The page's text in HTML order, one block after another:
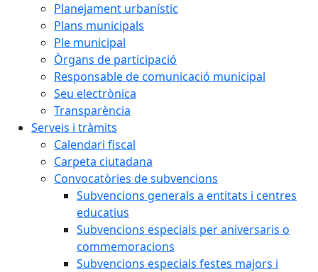
Planejament urbanístic
Plans municipals
Ple municipal
Òrgans de participació
Responsable de comunicació municipal
Seu electrònica
Transparència
Serveis i tràmits
Calendari fiscal
Carpeta ciutadana
Convocatòries de subvencions
Subvencions generals a entitats i centres
educatius
Subvencions especials per aniversaris o
commemoracions
Subvencions especials festes majors i